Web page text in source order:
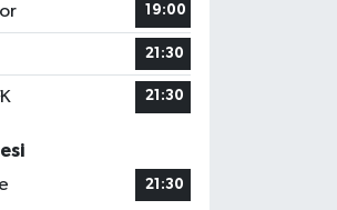
19:00
21:30
21:30
21:30